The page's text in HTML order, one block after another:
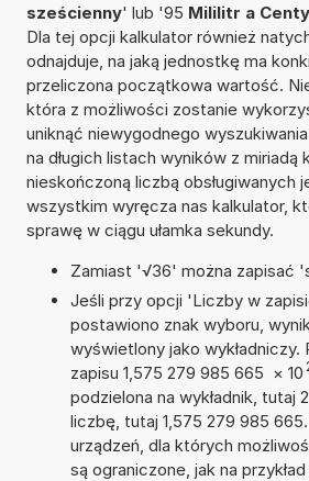
sześcienny' lub '95 Mililitr a
Dla tej opcji kalkulator również
odnajduje, na jaką jednostkę ma
przeliczona początkowa wartość.
która z możliwości zostanie
uniknąć niewygodnego
na długich listach wyników z miriadą
nieskończoną liczbą obsługiwanych
wszystkim wyręcza nas kalkulator,
sprawę w ciągu ułamka sekundy.
Zamiast '√36' można zapisać
Jeśli przy opcji 'Liczby w
postawiono znak wyboru,
wyświetlony jako wykładniczy.
zapisu 1,575 279 985 665 × 10
podzielona na wykładnik, tutaj
liczbę, tutaj 1,575 279 985
urządzeń, dla których
są ograniczone, jak na